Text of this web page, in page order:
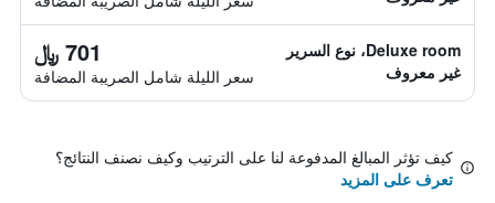
Deluxe room، نوع السرير
غير معروف
701 ﷼
سعر الليلة شامل الصريبة المضافة
كيف تؤثر المبالغ المدفوعة لنا على الترتيب وكيف نصنف النتائج؟
تعرف على المزيد